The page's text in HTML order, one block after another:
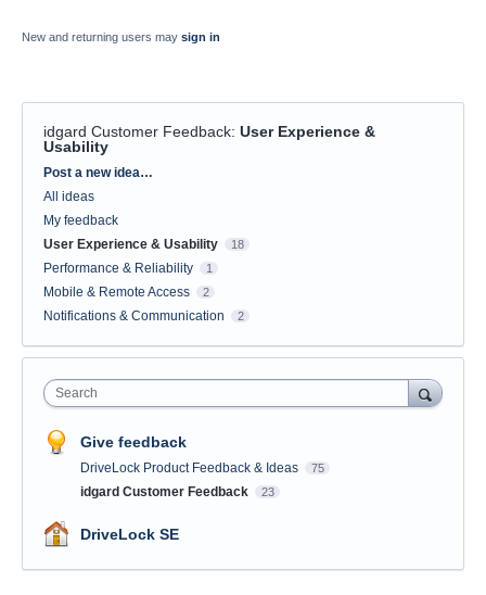
New and returning users may sign in
idgard Customer Feedback: User Experience &
Usability
Categories
Post a new idea…
All ideas
My feedback
User Experience & Usability
18
Performance & Reliability 1
Mobile & Remote Access 2
Notifications & Communication 2
Search
Give feedback
DriveLock Product Feedback & Ideas 75
idgard Customer Feedback 23
DriveLock SE